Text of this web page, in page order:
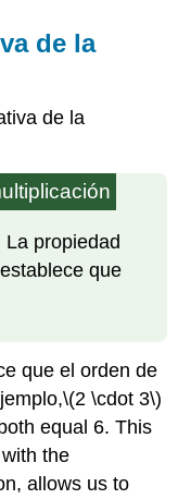
de la
de la
propiedad
que
que el orden de
\(2 \cdot 3\)
equal 6. This
the
allows us to